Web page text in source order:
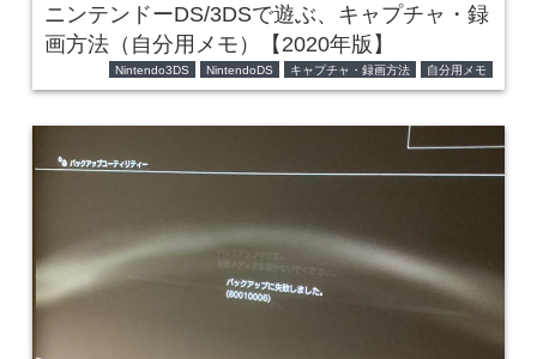
ニンテンドーDS/3DSで遊ぶ、キャプチャ・録
画方法（自分用メモ）【2020年版】
Nintendo3DS NintendoDS キャプチャ・録画方法 自分用メモ